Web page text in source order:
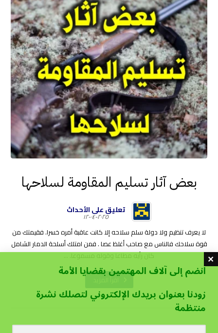
بعض آثار تسليم المقاومة لسلاحها
تعليق على الأحداث
٢٠٢٥-٠٤-١٢
لا يعرف تنظيم ولا دولة سلم سلاحه إلا كانت عاقبة أمره خسرا. فقيمتك من
قوة سلاحك فالناس مع صاحب أغلظ عصا . فمن امتلك أسلحة الدمار الشامل
كان رأيه مطاعا وقوله مسموعا. ...
اقرأ المزيد
انضم إلى آلاف المهتمين بقضايا الأمة
زودنا بعنوان بريدك الإلكتروني لتصلك نشرة
منتظمة